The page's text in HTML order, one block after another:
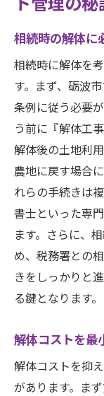
相続時の解体に
相続時に解体を
す。まず、砺波
条例に従う必要
う前に『解体工
解体後の土地利
農地に戻す場合
れらの手続きは
書士といった専
ます。さらに、
め、税務署との
きをしっかりと
る鍵となります。
解体コストを最
解体コストを抑
があります。ま